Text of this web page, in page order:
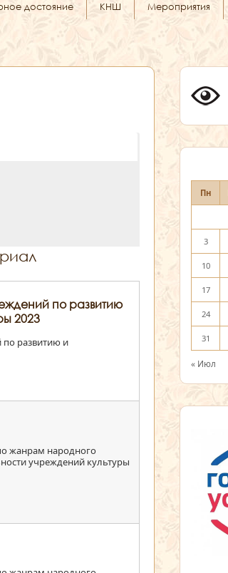
достояние КНШ Мероприятия
по развитию
2023
по развитию и
жанрам народного
учреждений культуры
Пн
3
10
17
24
31
« Июл